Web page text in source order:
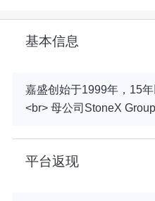
基本信息
嘉盛创始于1999年，15
<br> 母公司StoneX
平台返现